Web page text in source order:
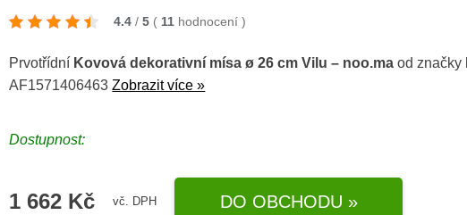
4.4 / 5 ( 11 hodnocení)
Prvotřídní Kovová dekorativní mísa ø 26 cm Vilu – noo.ma od značky
AF1571406463Zobrazit více »
Dostupnost:
1 662 Kč vč. DPH DO OBCHODU »